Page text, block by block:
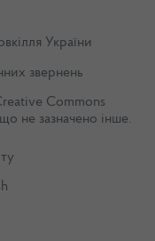
України
звернень
Commons
не зазначено інше.